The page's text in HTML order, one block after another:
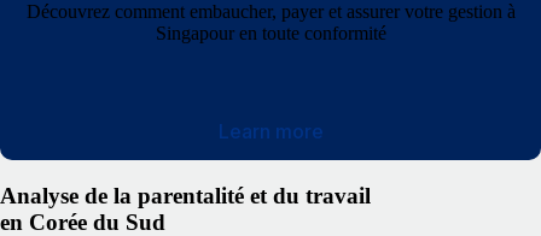
Découvrez comment embaucher, payer et assurer votre gestion à
Singapour en toute conformité
Learn more
Analyse de la parentalité et du travail
en Corée du Sud